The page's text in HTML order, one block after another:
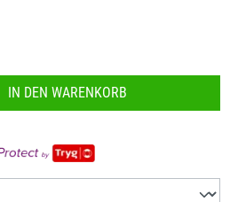
Wert ein oder
IN DEN WARENKORB